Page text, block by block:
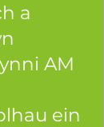
a
AM
ein